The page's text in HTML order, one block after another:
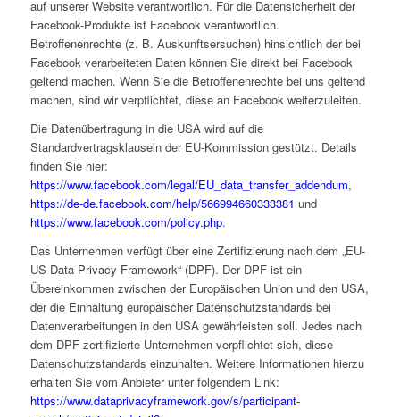
auf unserer Website verantwortlich. Für die Datensicherheit der
Facebook-Produkte ist Facebook verantwortlich.
Betroffenenrechte (z. B. Auskunftsersuchen) hinsichtlich der bei
Facebook verarbeiteten Daten können Sie direkt bei Facebook
geltend machen. Wenn Sie die Betroffenenrechte bei uns geltend
machen, sind wir verpflichtet, diese an Facebook weiterzuleiten.
Die Datenübertragung in die USA wird auf die
Standardvertragsklauseln der EU-Kommission gestützt. Details
finden Sie hier:
https://www.facebook.com/legal/EU_data_transfer_addendum,
https://de-de.facebook.com/help/566994660333381 und
https://www.facebook.com/policy.php.
Das Unternehmen verfügt über eine Zertifizierung nach dem „EU-
US Data Privacy Framework“ (DPF). Der DPF ist ein
Übereinkommen zwischen der Europäischen Union und den USA,
der die Einhaltung europäischer Datenschutzstandards bei
Datenverarbeitungen in den USA gewährleisten soll. Jedes nach
dem DPF zertifizierte Unternehmen verpflichtet sich, diese
Datenschutzstandards einzuhalten. Weitere Informationen hierzu
erhalten Sie vom Anbieter unter folgendem Link:
https://www.dataprivacyframework.gov/s/participant-